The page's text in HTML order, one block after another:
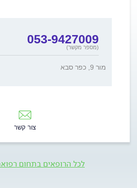
053-9427009
(מספר מקשר)
מור 9, כפר סבא
צור קשר
לכל הרופאים בתחום